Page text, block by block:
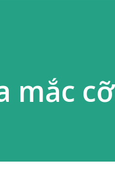
mắc cỡ